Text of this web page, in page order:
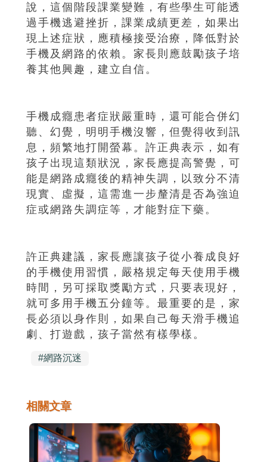
說，這個階段課業變難，有些學生可能透
過手機逃避挫折，課業成績更差，如果出
現上述症狀，應積極接受治療，降低對於
手機及網路的依賴。家長則應鼓勵孩子培
養其他興趣，建立自信。
手機成癮患者症狀嚴重時，還可能合併幻
聽、幻覺，明明手機沒響，但覺得收到訊
息，頻繁地打開螢幕。許正典表示，如有
孩子出現這類狀況，家長應提高警覺，可
能是網路成癮後的精神失調，以致分不清
現實、虛擬，這需進一步釐清是否為強迫
症或網路失調症等，才能對症下藥。
許正典建議，家長應讓孩子從小養成良好
的手機使用習慣，嚴格規定每天使用手機
時間，另可採取獎勵方式，只要表現好，
就可多用手機五分鐘等。最重要的是，家
長必須以身作則，如果自己每天滑手機追
劇、打遊戲，孩子當然有樣學樣。
#網路沉迷
相關文章